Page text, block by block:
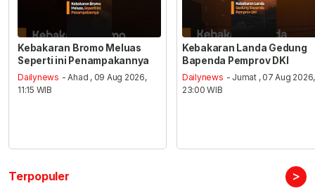
Kebakaran Bromo Meluas
Seperti ini Penampakannya
Dailynews - Ahad , 09 Aug 2026,
11:15 WIB
Kebakaran Landa Gedung
Bapenda Pemprov DKI
Dailynews - Jumat , 07 Aug 2026,
23:00 WIB
Terpopuler >